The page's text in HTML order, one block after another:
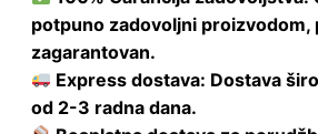
potpuno zadovoljni proizvodom,
zagarantovan.
Express dostava: Dostava
od 2-3 radna dana.